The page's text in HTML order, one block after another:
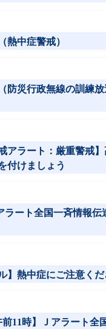
熱中症警戒）
防災行政無線の訓練
アラート：厳重警戒
付けましょう
ラート全国一斉情報伝
】熱中症にご注意く
前11時】Ｊアラート全